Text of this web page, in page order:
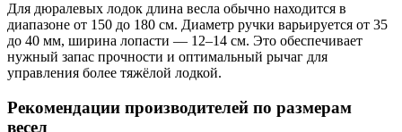
Для дюралевых лодок длина весла обычно находится в
диапазоне от 150 до 180 см. Диаметр ручки варьируется от 35
до 40 мм, ширина лопасти — 12–14 см. Это обеспечивает
нужный запас прочности и оптимальный рычаг для
управления более тяжёлой лодкой.
Рекомендации производителей по размерам
весел